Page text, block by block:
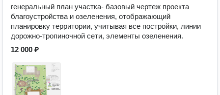
генеральный план участка- базовый чертеж проекта
благоустройства и озеленения, отображающий
планировку территории, учитывая все постройки, линии
дорожно-тропиночной сети, элементы озеленения.
12 000 ₽